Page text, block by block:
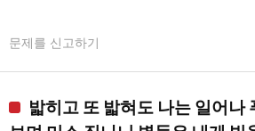
문제를 신고하기
밟히고 또 밟혀도 나는 일어나